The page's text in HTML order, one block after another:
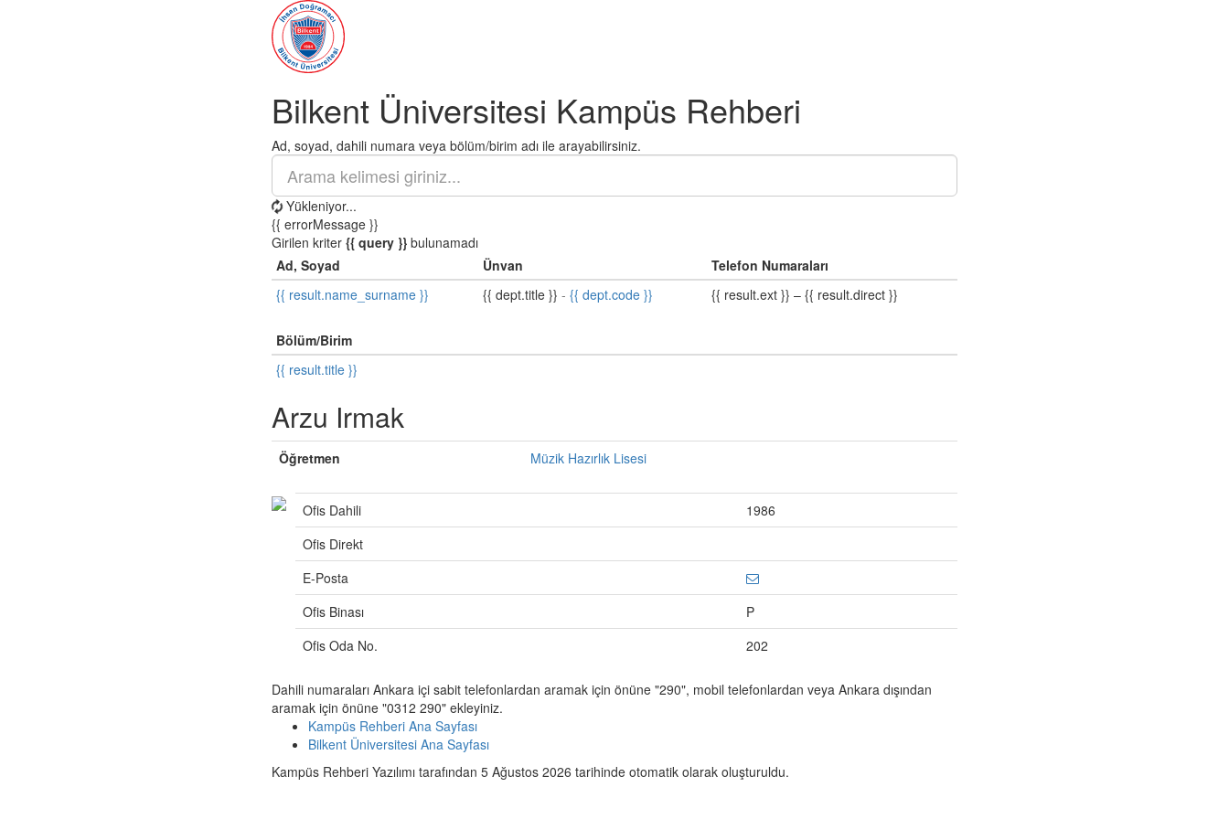
Bilkent Üniversitesi Kampüs Rehberi
Ad, soyad, dahili numara veya bölüm/birim adı ile arayabilirsiniz.
Yükleniyor...
{{ errorMessage }}
Girilen kriter {{ query }} bulunamadı
Ad, Soyad
Ünvan
Telefon Numaraları
{{ result.name_surname }}
{{ dept.title }} - {{ dept.code }} {{ result.ext }} – {{ result.direct }}
Bölüm/Birim
{{ result.title }}
Arzu Irmak
Öğretmen Müzik Hazırlık Lisesi
Ofis Dahili
1986
Ofis Direkt
E-Posta
Ofis Binası
P
Ofis Oda No.
202
Dahili numaraları Ankara içi sabit telefonlardan aramak için önüne "290", mobil telefonlardan veya Ankara dışından
aramak için önüne "0312 290" ekleyiniz.
Kampüs Rehberi Ana Sayfası
Bilkent Üniversitesi Ana Sayfası
Kampüs Rehberi Yazılımı tarafından 5 Ağustos 2026 tarihinde otomatik olarak oluşturuldu.